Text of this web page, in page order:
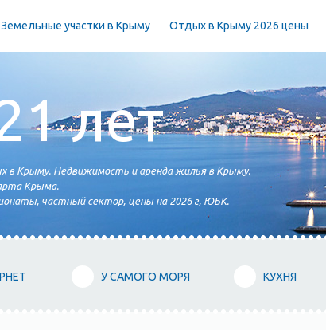
Земельные участки в Крыму Отдых в Крыму 2026 цены
лет
в Крыму. Недвижимость и аренда жилья в Крыму.
Крыма.
частный сектор, цены на 2026 г, ЮБК.
У САМОГО МОРЯ КУХНЯ